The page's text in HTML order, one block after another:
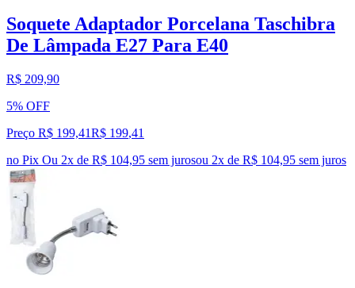
Soquete Adaptador Porcelana Taschibra
De Lâmpada E27 Para E40
R$ 209,90
5% OFF
Preço R$ 199,41R$ 199,41
no Pix Ou 2x de R$ 104,95 sem jurosou 2x de R$ 104,95 sem juros